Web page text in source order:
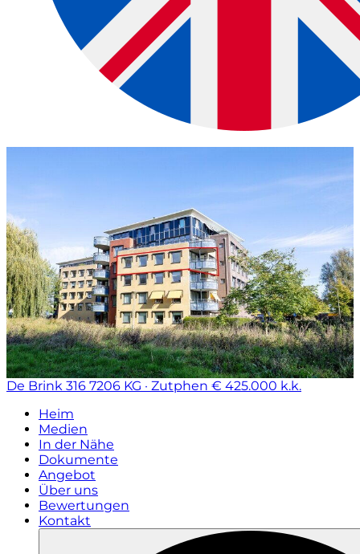
De Brink 316 7206 KG · Zutphen € 425.000 k.k.
Heim
Medien
In der Nähe
Dokumente
Angebot
Über uns
Bewertungen
Kontakt